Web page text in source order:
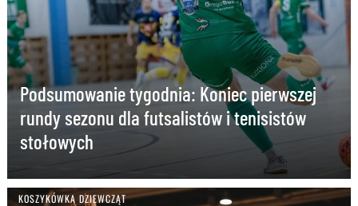
Podsumowanie tygodnia: Koniec pierwszej
rundy sezonu dla futsalistów i tenisistów
stołowych
KOSZYKÓWKA DZIEWCZĄT